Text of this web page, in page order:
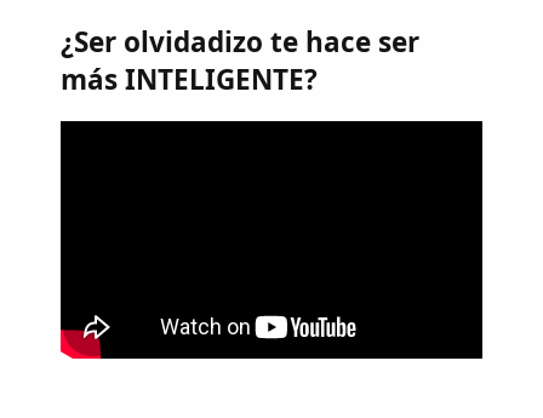
¿Ser olvidadizo te hace ser
más INTELIGENTE?